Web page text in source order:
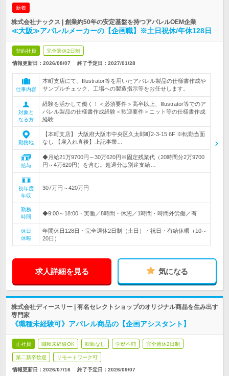
新着
株式会社ナックス | 創業約50年の安定基盤を持つアパレルOEM企業
≪大阪≫アパレルメーカーの【企画職】※土日祝休/年休128日
契約社員 完全週休2日制
情報更新日：2026/08/07 終了予定日： 2027/01/28
仕事内容
本町支店にて、Illustrator等を用いたアパレル製品の仕様書作成や
サンプルチェック、工場への製造指示等をお任せします。
対象と
なる方
経験を活かして働く！＜必須要件＞高卒以上、Illustrator等でのア
パレル製品の仕様書作成経験＜歓迎要件＞ニット等の仕様書作成
経験
勤務地
【本町支店】 大阪府大阪市中央区久太郎町2-3-15 6F ※転勤当面
なし 【雇入れ直後】上記事業…
給与
◆月給21万9700円～30万620円※固定残業代（20時間分2万9700
円～4万620円）を含む。超過分は別途支給…
初年度
年収
307万円～420万円
勤務
時間
◆9:00～18:00・実働／8時間・休憩／1時間・時間外労働／有
休日
休暇
年間休日128日・完全週休2日制（土日）・祝日・有給休暇（10～
20日）
求人詳細を見る 気になる
株式会社ディースリー | 有名セレクトショップのオリジナル商品を生み出す
専門家
《職種未経験可》アパレル商品の【企画アシスタント】
正社員 職種未経験OK 転勤なし 学歴不問 完全週休2日制
第二新卒歓迎 リモートワーク可
情報更新日：2026/07/16 終了予定日： 2026/09/07